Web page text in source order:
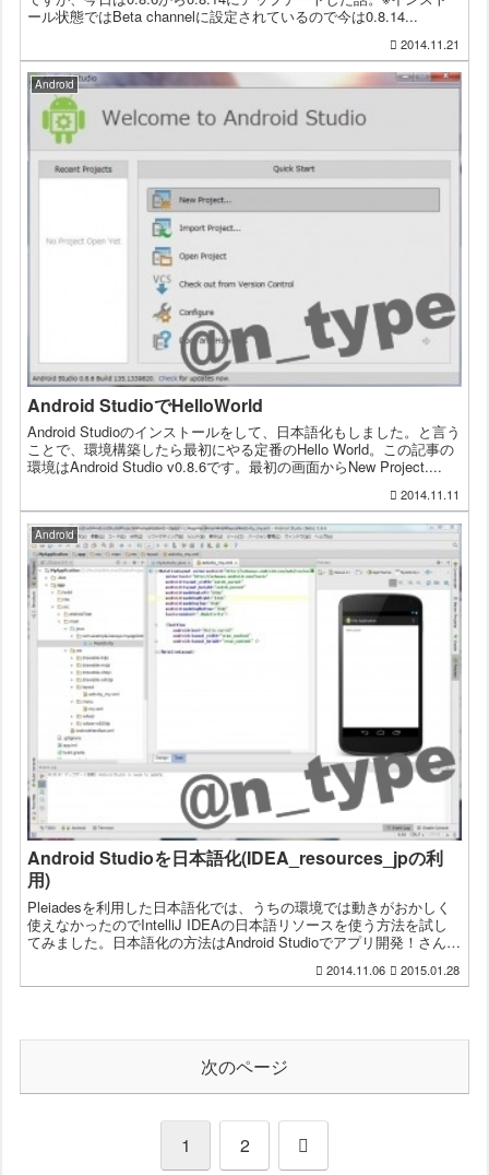
ール状態ではBeta channelに設定されているので今は0.8.14...
2014.11.21
Android
Android StudioでHelloWorld
Android Studioのインストールをして、日本語化もしました。と言う
ことで、環境構築したら最初にやる定番のHello World。この記事の
環境はAndroid Studio v0.8.6です。最初の画面からNew Project....
2014.11.11
Android
Android Studioを日本語化(IDEA_resources_jpの利
用)
Pleiadesを利用した日本語化では、うちの環境では動きがおかしく
使えなかったのでIntelliJ IDEAの日本語リソースを使う方法を試し
てみました。日本語化の方法はAndroid Studioでアプリ開発！さん
2014.11.06 2015.01.28
次のページ
1 2 次